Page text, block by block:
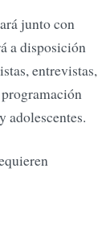
junto con
a disposición
entrevistas,
adolescentes.